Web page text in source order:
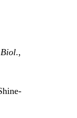
.,